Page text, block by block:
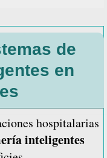
de
en
hospitalarias
inteligentes